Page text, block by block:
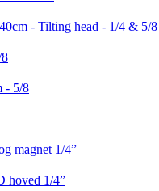
- Tilting head - 1/4 & 5/8
- 5/8
magnet 1/4”
hoved 1/4”